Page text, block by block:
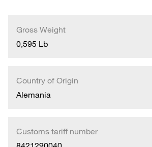
Gross Weight
0,595 Lb
Country of Origin
Alemania
Customs tariff number